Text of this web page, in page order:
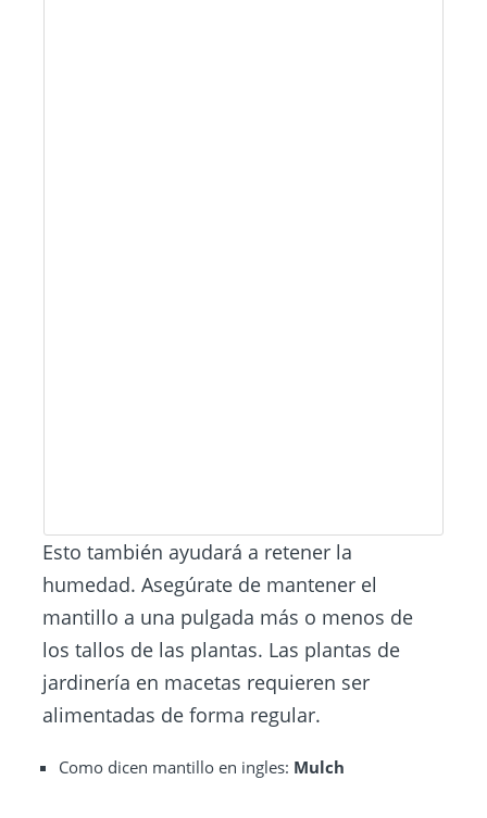
Esto también ayudará a retener la
humedad. Asegúrate de mantener el
mantillo a una pulgada más o menos de
los tallos de las plantas. Las plantas de
jardinería en macetas requieren ser
alimentadas de forma regular.
Como dicen mantillo en ingles: Mulch